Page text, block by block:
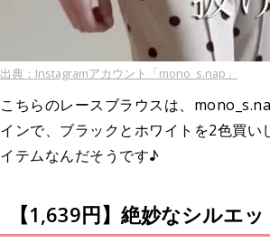
出典：Instagramアカウント「mono_s.nap」
こちらのレースブラウスは、
インで、ブラックとホワイトを2色買
イテムなんだそうです♪
【1,639円】絶妙なシルエ